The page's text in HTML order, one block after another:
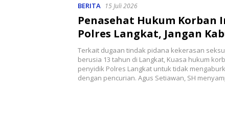
BERITA 15 Juli 2026
Penasehat Hukum Korban
Polres Langkat, Jangan
Dugaan Kekerasan Seksual
Pencurian
Terkait dugaan tindak pidana kekerasan
berusia 13 tahun di Langkat, Kuasa hukum
penyidik Polres Langkat untuk tidak
dengan pencurian. Agus Setiawan, SH